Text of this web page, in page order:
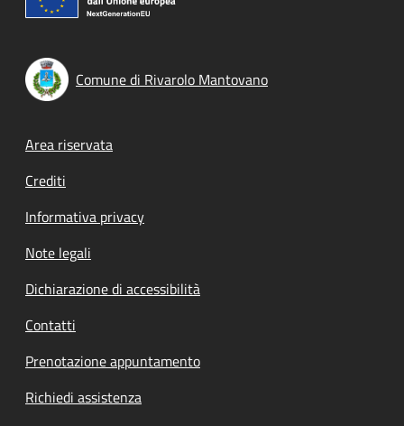
Comune di Rivarolo Mantovano
Footer menu
Area riservata
Crediti
Informativa privacy
Note legali
Dichiarazione di accessibilità
Contatti
Prenotazione appuntamento
Richiedi assistenza